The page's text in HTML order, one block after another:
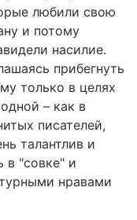
любили свою
и потому
насилие.
прибегнуть
только в целях
– как в
писателей,
талантлив и
в "совке" и
нравами